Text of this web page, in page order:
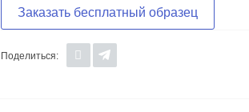
Заказать бесплатный образец
Поделиться: